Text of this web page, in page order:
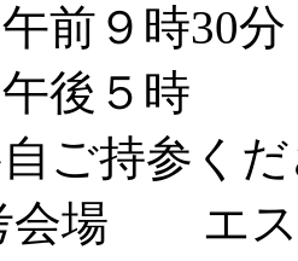
前９時30分
後５時
ご持参く
会場 エス